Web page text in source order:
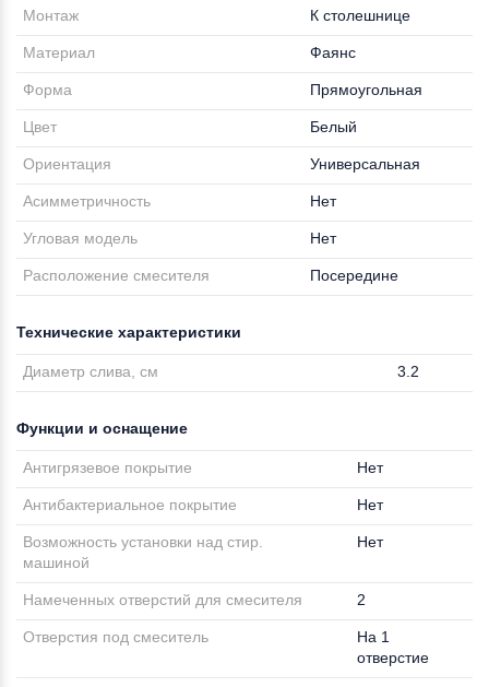
Монтаж К столешнице
Материал Фаянс
Форма Прямоугольная
Цвет Белый
Ориентация Универсальная
Асимметричность Нет
Угловая модель Нет
Расположение смесителя Посередине
Технические характеристики
Диаметр слива, см 3.2
Функции и оснащение
Антигрязевое покрытие Нет
Антибактериальное покрытие Нет
Возможность установки над стир.
машиной
Нет
Намеченных отверстий для смесителя 2
Отверстия под смеситель
На 1
отверстие